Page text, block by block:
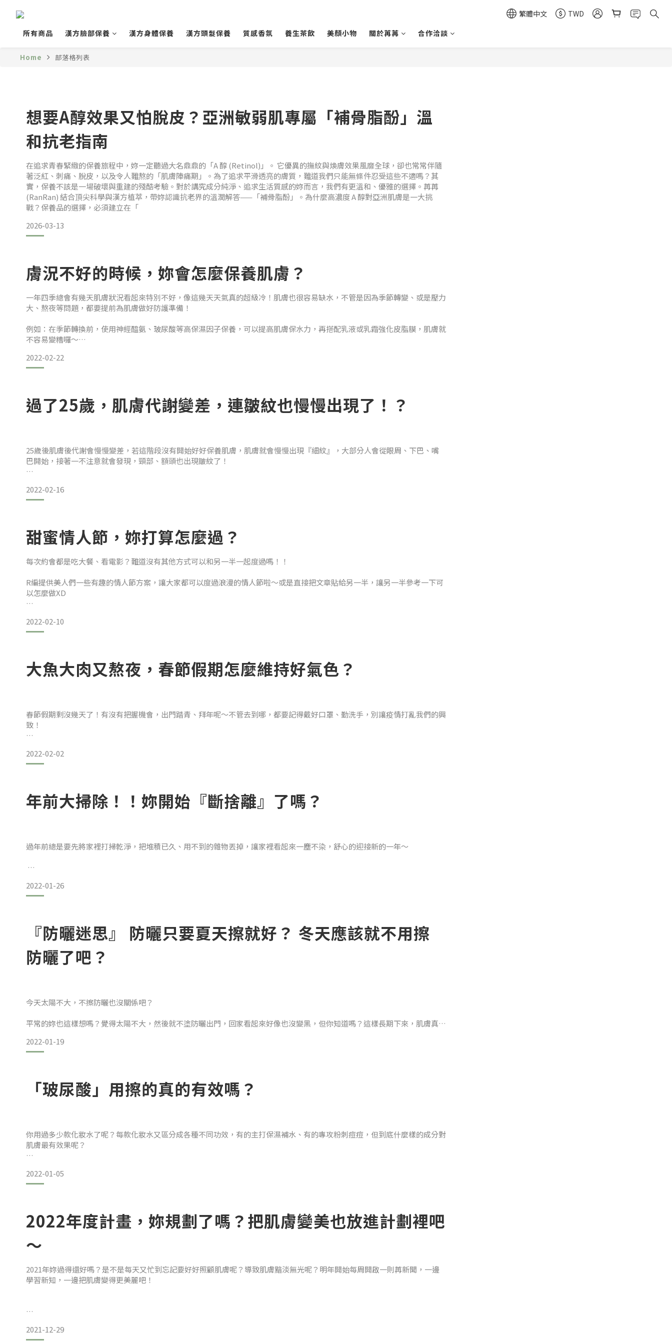
繁體中文
TWD
所有商品
漢方臉部保養 漢方身體保養 漢方頭髮保養 質感香氛 養生茶飲 美顏小物 關於苒苒 合作洽談
Home 部落格列表
想要A醇效果又怕脫皮？亞洲敏弱肌專屬「補骨脂酚」溫
和抗老指南
在追求青春緊緻的保養旅程中，妳一定聽過大名鼎鼎的「A 醇 (Retinol)」。 它優異的撫紋與煥膚效果風靡全球，卻也常常伴隨
著泛紅、刺痛、脫皮，以及令人難熬的「肌膚陣痛期」。為了追求平滑透亮的膚質，難道我們只能無條件忍受這些不適嗎？其
實，保養不該是一場破壞與重建的殘酷考驗。對於講究成分純淨、追求生活質感的妳而言，我們有更溫和、優雅的選擇。苒苒
(RanRan) 結合頂尖科學與漢方植萃，帶妳認識抗老界的溫潤解答——「補骨脂酚」。為什麼高濃度 A 醇對亞洲肌膚是一大挑
戰？保養品的選擇，必須建立在「
2026-03-13
膚況不好的時候，妳會怎麼保養肌膚？
一年四季總會有幾天肌膚狀況看起來特別不好，像這幾天天氣真的超級冷！肌膚也很容易缺水，不管是因為季節轉變、或是壓力
大、熬夜等問題，都要提前為肌膚做好防護準備！
例如：在季節轉換前，使用神經醯氨、玻尿酸等高保濕因子保養，可以提高肌膚保水力，再搭配乳液或乳霜強化皮脂膜，肌膚就
不容易變糟囉～
肌膚狀況又區分不同等級、可使用不同方法保養！
＊肌膚比平常還要乾澀、緊繃
初期症狀通常只是肌膚缺水而已，這時候使用大量化妝水、面膜幫
2022-02-22
過了25歲，肌膚代謝變差，連皺紋也慢慢出現了！？
25歲後肌膚後代謝會慢慢變差，若這階段沒有開始好好保養肌膚，肌膚就會慢慢出現『細紋』，大部分人會從眼周、下巴、嘴
巴開始，接著一不注意就會發現，頸部、額頭也出現皺紋了！
要想減緩皺紋生成，得從現在好好保養肌膚！皺紋簡單區分為三類：分別是『乾紋、表情紋、老化紋』，以下就一一介紹分別是
乾紋：
顧名思義是因肌膚乾燥、角質層水分不足而產生的皺紋。乾性肌膚者通常於年輕時就會出現乾紋！
2022-02-16
甜蜜情人節，妳打算怎麼過？
每次約會都是吃大餐、看電影？難道沒有其他方式可以和另一半一起度過嗎！！
R編提供美人們一些有趣的情人節方案，讓大家都可以度過浪漫的情人節啦～或是直接把文章貼給另一半，讓另一半參考一下可
以怎麼做XD
還沒和另一半體驗過『手作金工』嗎？在情人節這天，和另一半一起製作世上獨一無二的對戒，還能刻上具有紀念意義的日期、
對金工沒興趣？那你也可以試試『手作甜點』，和愛人一起做一顆好吃的蛋糕
2022-02-10
大魚大肉又熬夜，春節假期怎麼維持好氣色？
春節假期剩沒幾天了！有沒有把握機會，出門踏青、拜年呢～不管去到哪，都要記得戴好口罩、勤洗手，別讓疫情打亂我們的興
致！
的壓力，但突如其來的改變飲食習慣、顛覆生活作息，都會造成身體負擔！
R編知道以下這四點，大概每個人過年都會遇到，你可以挑其中幾餐放鬆心情吃，但盡量不要從除夕到初五每天都這樣！！！！
2022-02-02
年前大掃除！！妳開始『斷捨離』了嗎？
過年前總是要先將家裡打掃乾淨，把堆積已久、用不到的雜物丟掉，讓家裡看起來一塵不染，舒心的迎接新的一年～
在開始打掃前，R編建議妳先進行斷捨離！
前陣子R編還收到美人訊息，詢問過期半年的面膜還能用嗎？當然是不行呀！美人們別跟自己的肌膚開玩笑啊！過期的保養品就
2022-01-26
『防曬迷思』 防曬只要夏天擦就好？ 冬天應該就不用擦
防曬了吧？
今天太陽不大，不擦防曬也沒關係吧？
平常的妳也這樣想嗎？覺得太陽不大，然後就不塗防曬出門，回家看起來好像也沒變黑，但你知道嗎？這樣長期下來，肌膚真的
紫外線又常分為兩種類型分別是UVA和UVB。UVA可以穿過玻璃和雲層，進而滲透到肌膚深層，容易導致肌膚衰老、變黑。而
這兩種紫外線都來自『太陽輻射』，因此常被誤以為有太陽光時，才需要防曬，但事實是，
2022-01-19
「玻尿酸」用擦的真的有效嗎？
你用過多少款化妝水了呢？每款化妝水又區分成各種不同功效，有的主打保濕補水、有的專攻粉刺痘痘，但到底什麼樣的成分對
肌膚最有效果呢？
打的玻尿酸 vs.擦的玻尿酸
打的玻尿酸常會使用大分子玻尿酸，支撐力較強，適合用於拉提、填充，可以直接注入真皮中層、深層、骨膜層上方，幫助凹
2022-01-05
2022年度計畫，妳規劃了嗎？把肌膚變美也放進計劃裡吧
～
2021年妳過得還好嗎？是不是每天又忙到忘記要好好照顧肌膚呢？導致肌膚黯淡無光呢？明年開始每周開啟一則苒新聞，一邊
學習新知，一邊把肌膚變得更美麗吧！
2021-12-29